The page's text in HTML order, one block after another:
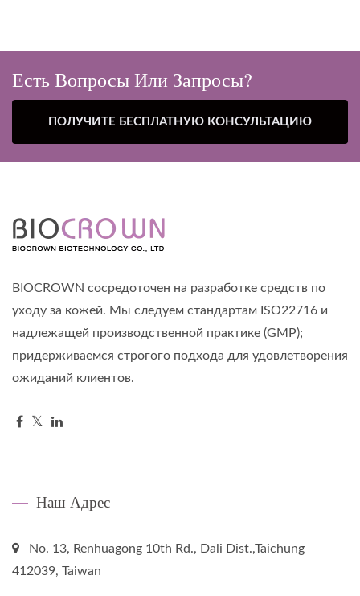
Есть Вопросы Или Запросы?
ПОЛУЧИТЕ БЕСПЛАТНУЮ КОНСУЛЬТАЦИЮ
BIOCROWN сосредоточен на разработке средств по
уходу за кожей. Мы следуем стандартам ISO22716 и
надлежащей производственной практике (GMP);
придерживаемся строгого подхода для удовлетворения
ожиданий клиентов.
Наш Адрес
No. 13, Renhuagong 10th Rd., Dali Dist.,Taichung
412039, Taiwan